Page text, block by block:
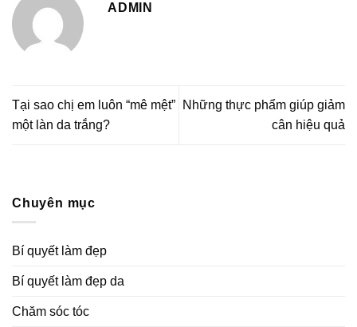
ADMIN
Tại sao chị em luôn “mê mệt”
một làn da trắng?
Những thực phẩm giúp giảm
cân hiệu quả
Chuyên mục
Bí quyết làm đẹp
Bí quyết làm đẹp da
Chăm sóc tóc